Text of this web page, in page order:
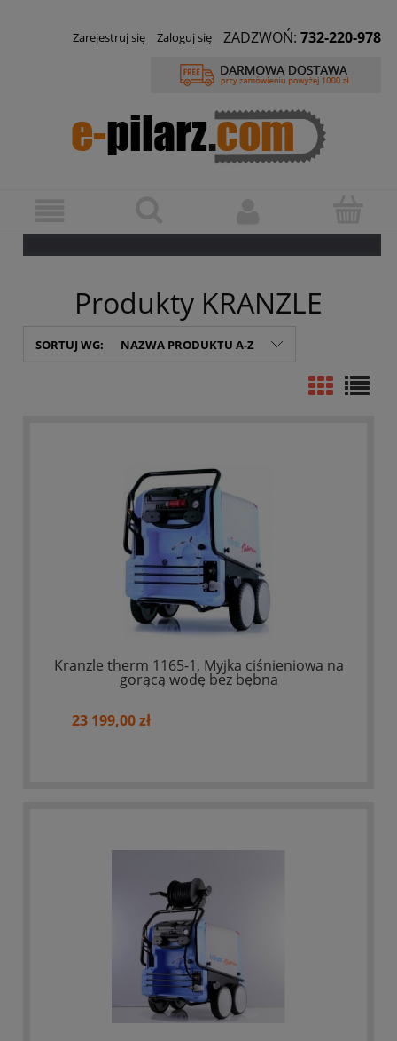
Zarejestruj się Zaloguj się ZADZWOŃ: 732-220-978
Produkty KRANZLE
SORTUJ WG: NAZWA PRODUKTU A-Z
Kranzle therm 1165-1, Myjka ciśnieniowa na
gorącą wodę bez bębna
23 199,00 zł